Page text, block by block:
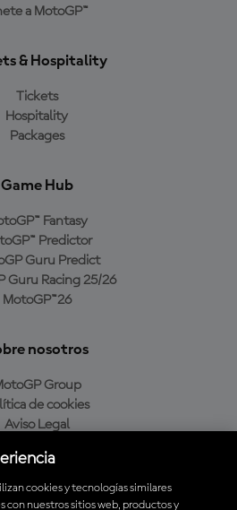
a MotoGP™
& Hospitality
Tickets
Hospitality
Packages
Game Hub
Fantasy
Predictor
Guru Predict
Guru Racing 25/26
MotoGP™26
nosotros
Group
de cookies
Aviso Legal
de compra
cookies y tecnologías similares
con nuestros sitios web, productos y